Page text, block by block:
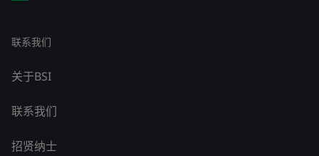
联系我们
关于BSI
联系我们
招贤纳士